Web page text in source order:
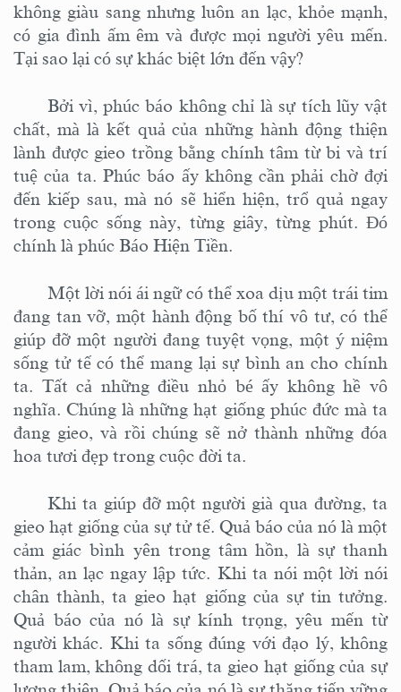
không giàu sang nhưng luôn an lạc, khỏe mạnh,
có gia đình ấm êm và được mọi người yêu mến.
Tại sao lại có sự khác biệt lớn đến vậy?
Bởi vì, phúc báo không chỉ là sự tích lũy vật
chất, mà là kết quả của những hành động thiện
lành được gieo trồng bằng chính tâm từ bi và trí
tuệ của ta. Phúc báo ấy không cần phải chờ đợi
đến kiếp sau, mà nó sẽ hiển hiện, trổ quả ngay
trong cuộc sống này, từng giây, từng phút. Đó
chính là phúc Báo Hiện Tiền.
Một lời nói ái ngữ có thể xoa dịu một trái tim
đang tan vỡ, một hành động bố thí vô tư, có thể
giúp đỡ một người đang tuyệt vọng, một ý niệm
sống tử tế có thể mang lại sự bình an cho chính
ta. Tất cả những điều nhỏ bé ấy không hề vô
nghĩa. Chúng là những hạt giống phúc đức mà ta
đang gieo, và rồi chúng sẽ nở thành những đóa
hoa tươi đẹp trong cuộc đời ta.
Khi ta giúp đỡ một người già qua đường, ta
gieo hạt giống của sự tử tế. Quả báo của nó là một
cảm giác bình yên trong tâm hồn, là sự thanh
thản, an lạc ngay lập tức. Khi ta nói một lời nói
chân thành, ta gieo hạt giống của sự tin tưởng.
Quả báo của nó là sự kính trọng, yêu mến từ
người khác. Khi ta sống đúng với đạo lý, không
tham lam, không dối trá, ta gieo hạt giống của sự